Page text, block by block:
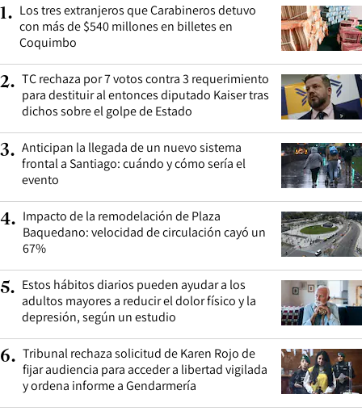
1. Los tres extranjeros que Carabineros detuvo
con más de $540 millones en billetes en
Coquimbo
2. TC rechaza por 7 votos contra 3 requerimiento
para destituir al entonces diputado Kaiser tras
dichos sobre el golpe de Estado
3. Anticipan la llegada de un nuevo sistema
frontal a Santiago: cuándo y cómo sería el
evento
4. Impacto de la remodelación de Plaza
Baquedano: velocidad de circulación cayó un
67%
5. Estos hábitos diarios pueden ayudar a los
adultos mayores a reducir el dolor físico y la
depresión, según un estudio
6. Tribunal rechaza solicitud de Karen Rojo de
fijar audiencia para acceder a libertad vigilada
y ordena informe a Gendarmería